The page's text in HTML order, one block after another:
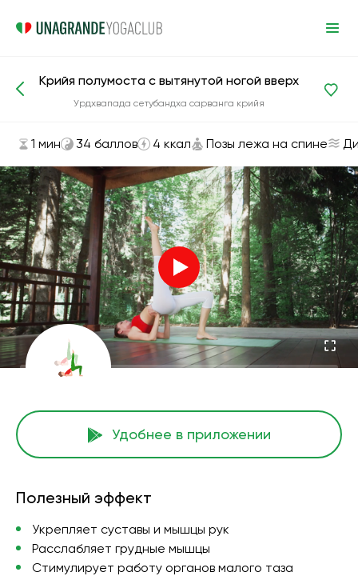
Асаны и упражнения Позы лежа на спине
Крийя полумоста с вытянутой ногой вверх
Урдхвапада сетубандха сарвангa крийя
1 мин 34 баллов 4 ккал Позы лежа на спине
Удобнее в приложении
Полезный эффект
Укрепляет суставы и мышцы рук
Расслабляет грудные мышцы
Стимулирует работу органов малого таза